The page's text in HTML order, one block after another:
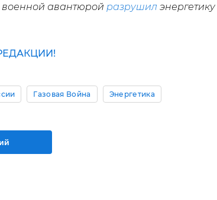
военной авантюрой разрушил энергетику
Газовая Война Энергетика